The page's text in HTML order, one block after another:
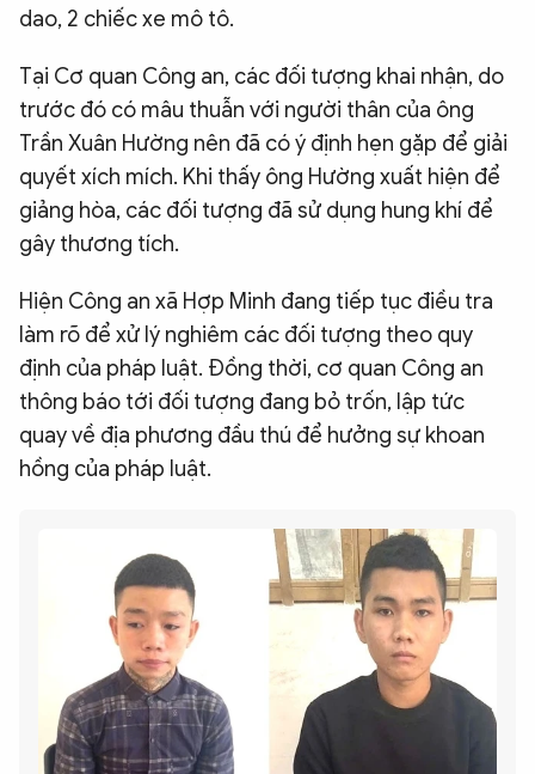
dao, 2 chiếc xe mô tô.
Tại Cơ quan Công an, các đối tượng khai nhận, do
trước đó có mâu thuẫn với người thân của ông
Trần Xuân Hường nên đã có ý định hẹn gặp để giải
quyết xích mích. Khi thấy ông Hường xuất hiện để
giảng hòa, các đối tượng đã sử dụng hung khí để
gây thương tích.
Hiện Công an xã Hợp Minh đang tiếp tục điều tra
làm rõ để xử lý nghiêm các đối tượng theo quy
định của pháp luật. Đồng thời, cơ quan Công an
thông báo tới đối tượng đang bỏ trốn, lập tức
quay về địa phương đầu thú để hưởng sự khoan
hồng của pháp luật.